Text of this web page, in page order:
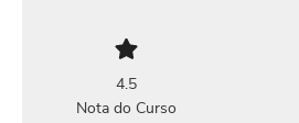
4.5
Nota do Curso